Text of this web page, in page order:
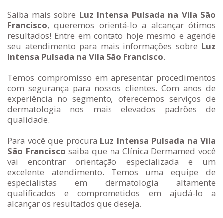
Saiba mais sobre Luz Intensa Pulsada na Vila São
Francisco, queremos orientá-lo a alcançar ótimos
resultados! Entre em contato hoje mesmo e agende
seu atendimento para mais informações sobre Luz
Intensa Pulsada na Vila São Francisco.
Temos compromisso em apresentar procedimentos
com segurança para nossos clientes. Com anos de
experiência no segmento, oferecemos serviços de
dermatologia nos mais elevados padrões de
qualidade.
Para você que procura Luz Intensa Pulsada na Vila
São Francisco saiba que na Clínica Dermamed você
vai encontrar orientação especializada e um
excelente atendimento. Temos uma equipe de
especialistas em dermatologia altamente
qualificados e comprometidos em ajudá-lo a
alcançar os resultados que deseja.